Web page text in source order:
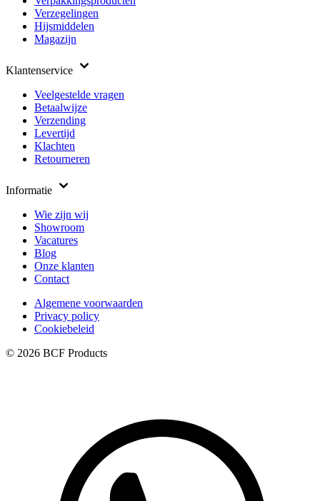
Verzegelingen
Hijsmiddelen
Magazijn
Klantenservice
Veelgestelde vragen
Betaalwijze
Verzending
Levertijd
Klachten
Retourneren
Informatie
Wie zijn wij
Showroom
Vacatures
Blog
Onze klanten
Contact
Algemene voorwaarden
Privacy policy
Cookiebeleid
© 2026 BCF Products